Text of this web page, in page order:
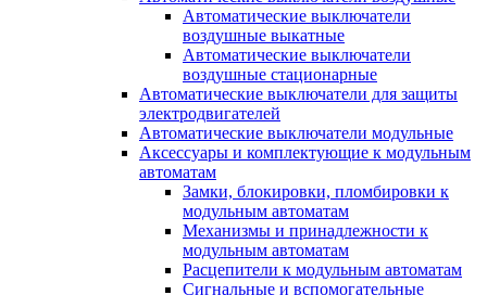
Автоматические выключатели
воздушные выкатные
Автоматические выключатели
воздушные стационарные
Автоматические выключатели для защиты
электродвигателей
Автоматические выключатели модульные
Аксессуары и комплектующие к модульным
автоматам
Замки, блокировки, пломбировки к
модульным автоматам
Механизмы и принадлежности к
модульным автоматам
Расцепители к модульным автоматам
Сигнальные и вспомогательные